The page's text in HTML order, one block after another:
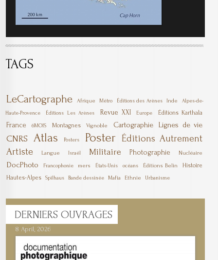
TAGS
LeCartographe Afrique Métro Éditions des Arènes Inde Alpes-de-
Haute-Provence Éditions Les Arènes Revue XXI Europe Éditions Karthala
France 6MOIS Montagnes Vignoble Cartographie Lignes de vie
CNRS Atlas Posters Poster Éditions Autrement
Artiste
Langue Israël Militaire Photographie Nucléaire
DocPhoto Francophonie mers États-Unis océans Éditions Belin
Histoire
Hautes-Alpes
Spilhaus Bande dessinée Mafia Ethnie Urbanisme
DERNIERS OUVRAGES
8 April, 2026
7 April, 2026
1 March, 2026
23 December, 2025
9 December, 2025
6 October, 2025
5 April, 2025
17 March, 2025
11 January, 2025
10 January, 2025